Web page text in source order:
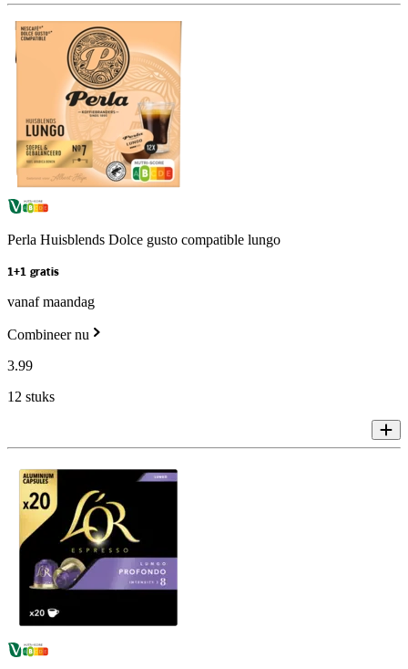
Perla Huisblends Dolce gusto compatible lungo
1+1 gratis
vanaf maandag
Combineer nu
3.99
12 stuks